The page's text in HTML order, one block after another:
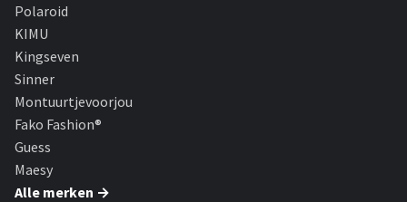
Polaroid
KIMU
Kingseven
Sinner
Montuurtjevoorjou
Fako Fashion®
Guess
Maesy
Alle merken →